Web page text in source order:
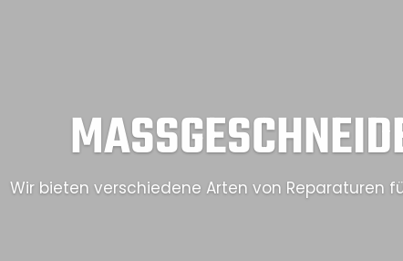
Wir bieten verschiedene Arten von Reparaturen